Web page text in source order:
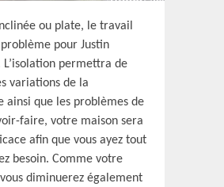
ou plate, le travail
problème pour Justin
permettra de
variations de la
que les problèmes de
faire, votre maison sera
afin que vous ayez tout
besoin. Comme votre
diminuerez également